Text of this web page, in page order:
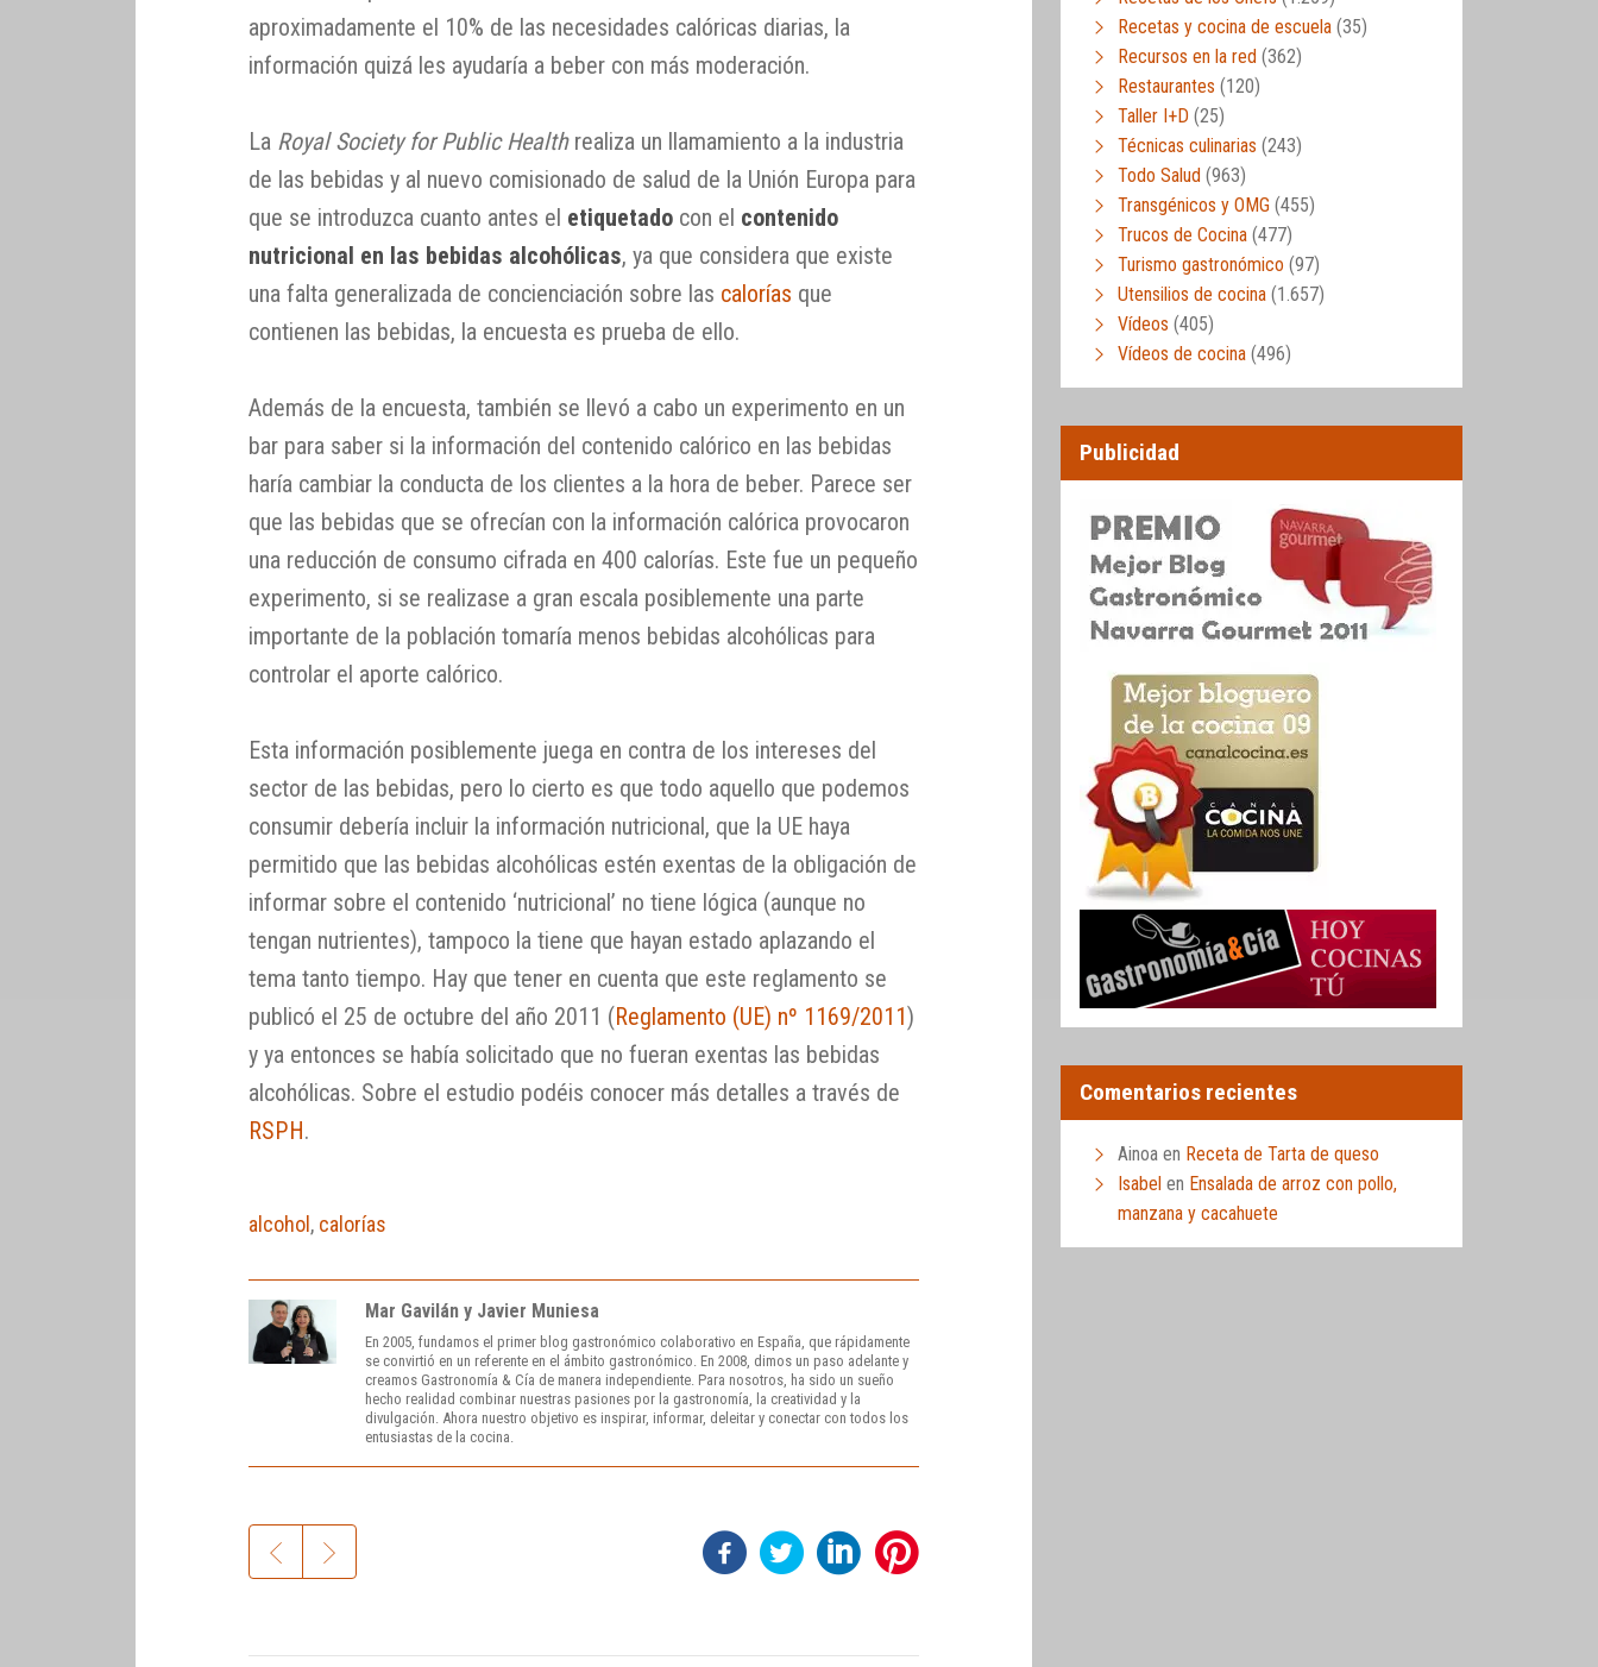
aproximadamente el 10% de las necesidades calóricas diarias, la
información quizá les ayudaría a beber con más moderación.
La Royal Society for Public Healthrealiza un llamamiento a la industria
de las bebidas y al nuevo comisionado de salud de la Unión Europa para
que se introduzca cuanto antes el etiquetado con el contenido
nutricional en las bebidas alcohólicas, ya que considera que existe
una falta generalizada de concienciación sobre las calorías que
contienen las bebidas, la encuesta es prueba de ello.
Además de la encuesta, también se llevó a cabo un experimento en un
bar para saber si la información del contenido calórico en las bebidas
haría cambiar la conducta de los clientes a la hora de beber. Parece ser
que las bebidas que se ofrecían con la información calórica provocaron
una reducción de consumo cifrada en 400 calorías. Este fue un pequeño
experimento, si se realizase a gran escala posiblemente una parte
importante de la población tomaría menos bebidas alcohólicas para
controlar el aporte calórico.
Esta información posiblemente juega en contra de los intereses del
sector de las bebidas, pero lo cierto es que todo aquello que podemos
consumir debería incluir la información nutricional, que la UE haya
permitido que las bebidas alcohólicas estén exentas de la obligación de
informar sobre el contenido ‘nutricional’ no tiene lógica (aunque no
tengan nutrientes), tampoco la tiene que hayan estado aplazando el
tema tanto tiempo. Hay que tener en cuenta que este reglamento se
publicó el 25 de octubre del año 2011 (Reglamento (UE) nº 1169/2011)
y ya entonces se había solicitado que no fueran exentas las bebidas
alcohólicas. Sobre el estudio podéis conocer más detalles a través de
RSPH.
alcohol, calorías
Mar Gavilán y Javier Muniesa
En 2005, fundamos el primer blog gastronómico colaborativo en España, que rápidamente
se convirtió en un referente en el ámbito gastronómico. En 2008, dimos un paso adelante y
creamos Gastronomía & Cía de manera independiente. Para nosotros, ha sido un sueño
hecho realidad combinar nuestras pasiones por la gastronomía, la creatividad y la
divulgación. Ahora nuestro objetivo es inspirar, informar, deleitar y conectar con todos los
entusiastas de la cocina.
Recetas y cocina de escuela (35)
Recursos en la red (362)
Restaurantes (120)
Taller I+D (25)
Técnicas culinarias (243)
Todo Salud (963)
Transgénicos y OMG (455)
Trucos de Cocina (477)
Turismo gastronómico (97)
Utensilios de cocina (1.657)
Vídeos (405)
Vídeos de cocina (496)
Publicidad
Comentarios recientes
Ainoa en Receta de Tarta de queso
Isabel en Ensalada de arroz con pollo,
manzana y cacahuete